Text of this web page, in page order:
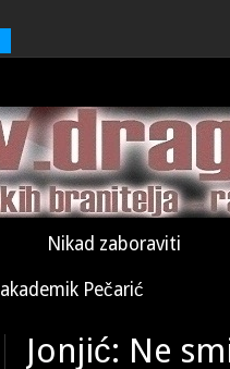
Nikad zaboraviti
akademik Pečarić
Jonjić: Ne